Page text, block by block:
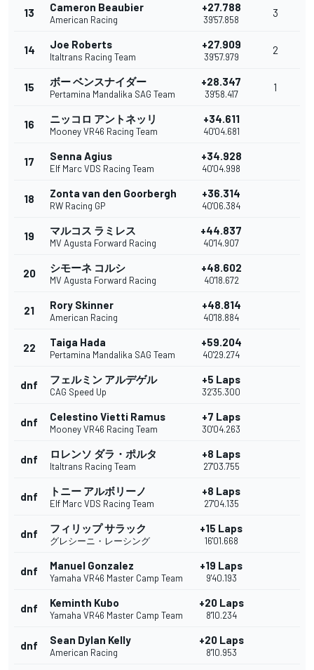
13 Cameron Beaubier
American Racing
+27.788
39'57.858
3
14 Joe Roberts
Italtrans Racing Team
+27.909
39'57.979
2
15 ボー ベンスナイダー
Pertamina Mandalika SAG Team
+28.347
39'58.417
1
16 ニッコロ アントネッリ
Mooney VR46 Racing Team
+34.611
40'04.681
17 Senna Agius
Elf Marc VDS Racing Team
+34.928
40'04.998
18 Zonta van den Goorbergh
RW Racing GP
+36.314
40'06.384
19 マルコス ラミレス
MV Agusta Forward Racing
+44.837
40'14.907
20 シモーネ コルシ
MV Agusta Forward Racing
+48.602
40'18.672
21 Rory Skinner
American Racing
+48.814
40'18.884
22 Taiga Hada
Pertamina Mandalika SAG Team
+59.204
40'29.274
dnf フェルミン アルデゲル
CAG Speed Up
+5 Laps
32'35.300
dnf Celestino Vietti Ramus
Mooney VR46 Racing Team
+7 Laps
30'04.263
dnf ロレンソ ダラ・ポルタ
Italtrans Racing Team
+8 Laps
27'03.755
dnf トニー アルボリーノ
Elf Marc VDS Racing Team
+8 Laps
27'04.135
dnf フィリップ サラック
グレシーニ・レーシング
+15 Laps
16'01.668
dnf Manuel Gonzalez
Yamaha VR46 Master Camp Team
+19 Laps
9'40.193
dnf Keminth Kubo
Yamaha VR46 Master Camp Team
+20 Laps
8'10.234
dnf Sean Dylan Kelly
American Racing
+20 Laps
8'10.953